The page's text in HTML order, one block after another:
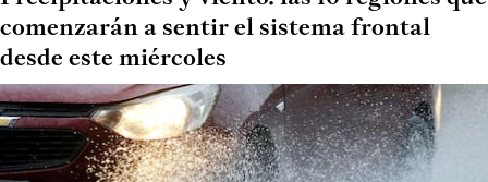
comenzarán a sentir el sistema frontal
desde este miércoles